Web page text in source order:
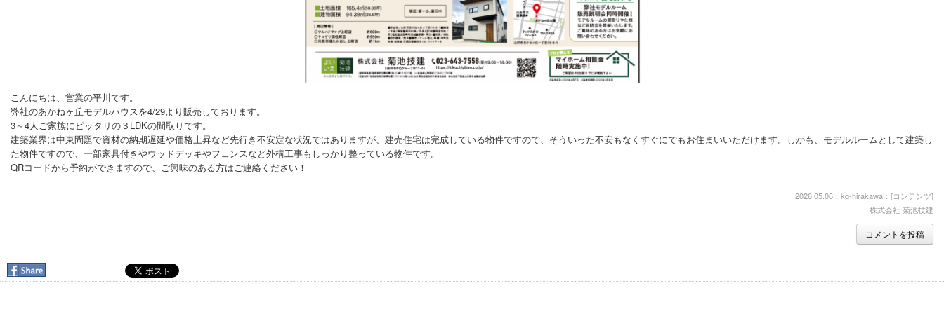
こんにちは、営業の平川です。
弊社のあかねヶ丘モデルハウスを4/29より販売しております。
3～4人ご家族にピッタリの３LDKの間取りです。
建築業界は中東問題で資材の納期遅延や価格上昇など先行き不安定な状況ではありますが、建売住宅は完成している物件ですので、そういった不安もなくすぐにでもお住まいいただけます。しかも、モデルルームとして建築し
た物件ですので、一部家具付きやウッドデッキやフェンスなど外構工事もしっかり整っている物件です。
QRコードから予約ができますので、ご興味のある方はご連絡ください！
2026.05.06：kg-hirakawa：[コンテンツ]
株式会社 菊池技建
コメントを投稿